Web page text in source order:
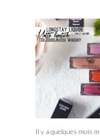
Il y a quelques mois